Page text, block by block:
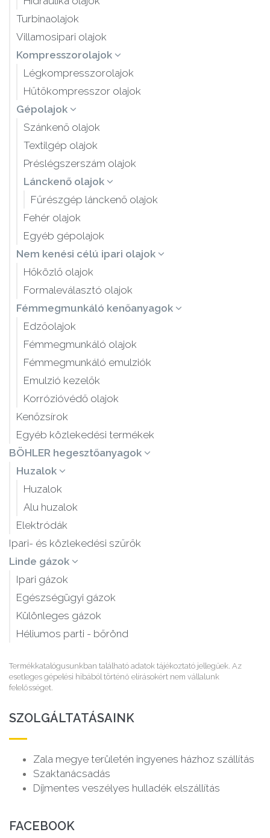
Turbinaolajok
Villamosipari olajok
Kompresszorolajok
Légkompresszorolajok
Hűtőkompresszor olajok
Gépolajok
Szánkenő olajok
Textilgép olajok
Préslégszerszám olajok
Lánckenő olajok
Fűrészgép lánckenő olajok
Fehér olajok
Egyéb gépolajok
Nem kenési célú ipari olajok
Hőközlő olajok
Formaleválasztó olajok
Fémmegmunkáló kenőanyagok
Edzőolajok
Fémmegmunkáló olajok
Fémmegmunkáló emulziók
Emulzió kezelők
Korrózióvédő olajok
Kenőzsírok
Egyéb közlekedési termékek
BÖHLER hegesztőanyagok
Huzalok
Huzalok
Alu huzalok
Elektródák
Ipari- és közlekedési szűrők
Linde gázok
Ipari gázok
Egészségügyi gázok
Különleges gázok
Héliumos parti - bőrönd
Termékkatalógusunkban található adatok tájékoztató jellegűek. Az
esetleges gépelési hibából történő elírásokért nem vállalunk
felelősséget.
SZOLGÁLTATÁSAINK
Zala megye területén ingyenes házhoz szállítás
Szaktanácsadás
Díjmentes veszélyes hulladék elszállítás
FACEBOOK